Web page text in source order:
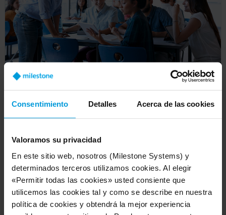
Consentimiento Detalles Acerca de las cookies
Valoramos su privacidad
En este sitio web, nosotros (Milestone Systems) y
determinados terceros utilizamos cookies. Al elegir
«Permitir todas las cookies» usted consiente que
utilicemos las cookies tal y como se describe en nuestra
política de cookies y obtendrá la mejor experiencia
Cloud-based v ideo s urveillance helps
schools keep students and teachers safe
Article